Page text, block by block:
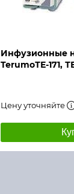
Инфузионные
TerumoТЕ-171,
Цену уточняйте